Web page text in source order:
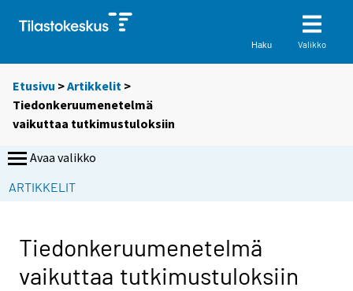
Haku Valikko
Etusivu >Artikkelit >
Tiedonkeruumenetelmä
vaikuttaa tutkimustuloksiin
Avaa valikko
ARTIKKELIT
Tiedonkeruumenetelmä
vaikuttaa tutkimustuloksiin